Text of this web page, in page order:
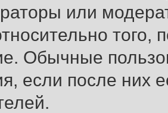
или
Обычные
если после них